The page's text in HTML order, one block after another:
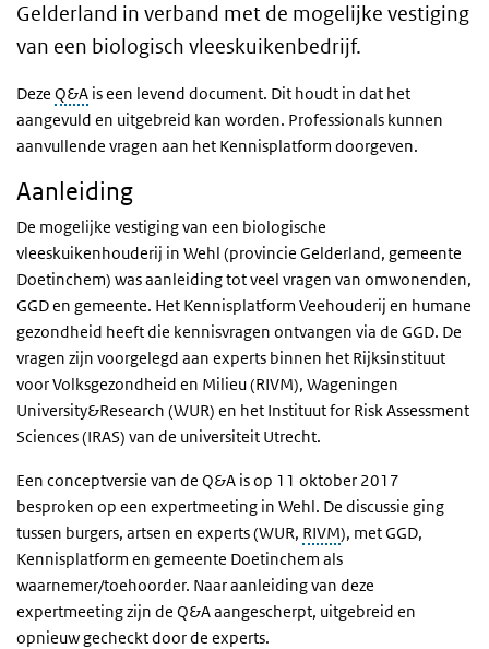
Gelderland in verband met de mogelijke vestiging
van een biologisch vleeskuikenbedrijf.
Deze Q&A is een levend document. Dit houdt in dat het
aangevuld en uitgebreid kan worden. Professionals kunnen
aanvullende vragen aan het Kennisplatform doorgeven.
Aanleiding
De mogelijke vestiging van een biologische
vleeskuikenhouderij in Wehl (provincie Gelderland, gemeente
Doetinchem) was aanleiding tot veel vragen van omwonenden,
GGD en gemeente. Het Kennisplatform Veehouderij en humane
gezondheid heeft die kennisvragen ontvangen via de GGD. De
vragen zijn voorgelegd aan experts binnen het Rijksinstituut
voor Volksgezondheid en Milieu (RIVM), Wageningen
University&Research (WUR) en het Instituut for Risk Assessment
Sciences (IRAS) van de universiteit Utrecht.
Een conceptversie van de Q&A is op 11 oktober 2017
besproken op een expertmeeting in Wehl. De discussie ging
tussen burgers, artsen en experts (WUR, RIVM), met GGD,
Kennisplatform en gemeente Doetinchem als
waarnemer/toehoorder. Naar aanleiding van deze
expertmeeting zijn de Q&A aangescherpt, uitgebreid en
opnieuw gecheckt door de experts.